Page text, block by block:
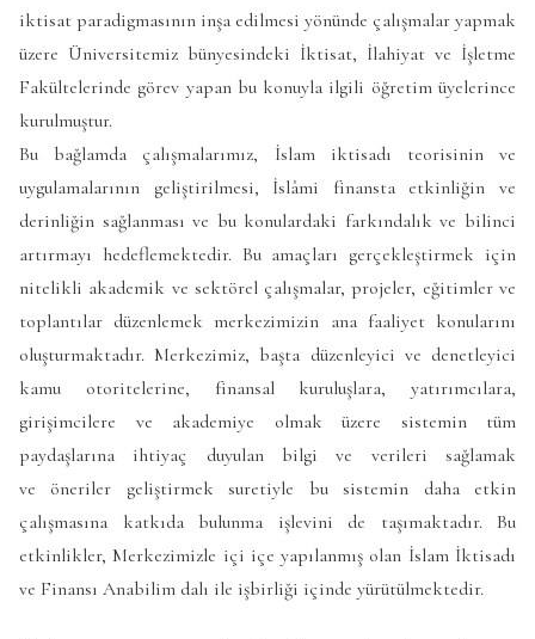
iktisat paradigmasının inşa edilmesi yönünde çalışmalar yapmak
üzere Üniversitemiz bünyesindeki İktisat, İlahiyat ve İşletme
Fakültelerinde görev yapan bu konuyla ilgili öğretim üyelerince
kurulmuştur.
Bu bağlamda çalışmalarımız, İslam iktisadı teorisinin ve
uygulamalarının geliştirilmesi, İslâmi finansta etkinliğin ve
derinliğin sağlanması ve bu konulardaki farkındalık ve bilinci
artırmayı hedeflemektedir. Bu amaçları gerçekleştirmek için
nitelikli akademik ve sektörel çalışmalar, projeler, eğitimler ve
toplantılar düzenlemek merkezimizin ana faaliyet konularını
oluşturmaktadır. Merkezimiz, başta düzenleyici ve denetleyici
kamu otoritelerine, finansal kuruluşlara, yatırımcılara,
girişimcilere ve akademiye olmak üzere sistemin tüm
paydaşlarına ihtiyaç duyulan bilgi ve verileri sağlamak
ve öneriler geliştirmek suretiyle bu sistemin daha etkin
çalışmasına katkıda bulunma işlevini de taşımaktadır. Bu
etkinlikler, Merkezimizle içi içe yapılanmış olan İslam İktisadı
ve Finansı Anabilim dalı ile işbirliği içinde yürütülmektedir.